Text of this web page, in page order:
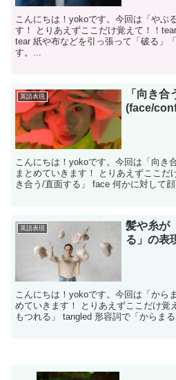
こんにちは！yokoです。今回は「やぶ
す！ とりあえずここだけ覚えて！！
tear 紙や布などを引っ張って「破る」
す。...
英語表現
「向き
(face/
こんにちは！yokoです。今回は「向き
まとめていきます！ とりあえずここだ
き合う/直面する」 face 何かに対して
英語表現
髪や糸が
る」の表
こんにちは！yokoです。今回は「から
めていきます！ とりあえずここだけ覚
もつれる」 tangled 形容詞で「からま